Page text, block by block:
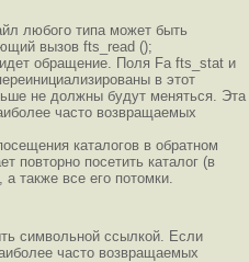
любого типа может быть
вызов fts_read ();
обращение. Поля Fa fts_stat и
в этот
не должны будут меняться. Эта
часто возвращаемых
каталогов в обратном
повторно посетить каталог (в
также все его потомки.
символьной ссылкой. Если
часто возвращаемых